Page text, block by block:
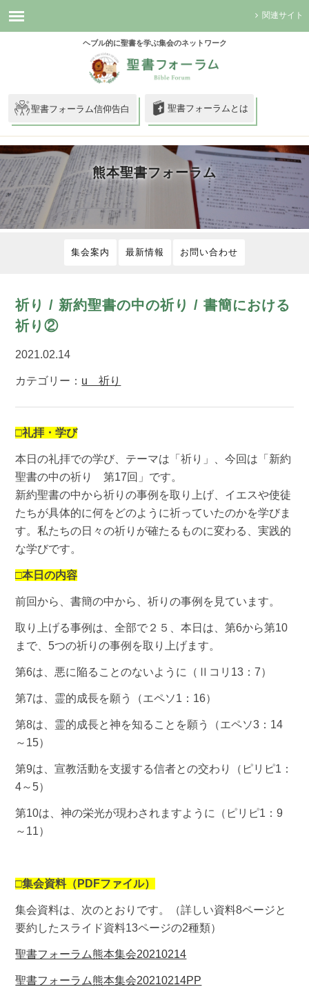
関連サイト
ヘブル的に聖書を学ぶ集会のネットワーク
聖書フォーラム信仰告白 聖書フォーラムとは
熊本聖書フォーラム
集会案内 最新情報 お問い合わせ
祈り / 新約聖書の中の祈り / 書簡における
祈り②
2021.02.14
カテゴリー： u 祈り
□礼拝・学び
本日の礼拝での学び、テーマは「祈り」、今回は「新約
聖書の中の祈り 第17回」です。
新約聖書の中から祈りの事例を取り上げ、イエスや使徒
たちが具体的に何をどのように祈っていたのかを学びま
す。私たちの日々の祈りが確たるものに変わる、実践的
な学びです。
□本日の内容
前回から、書簡の中から、祈りの事例を見ています。
取り上げる事例は、全部で２５、本日は、第6から第10
まで、5つの祈りの事例を取り上げます。
第6は、悪に陥ることのないように（Ⅱコリ13：7）
第7は、霊的成長を願う（エペソ1：16）
第8は、霊的成長と神を知ることを願う（エペソ3：14
～15）
第9は、宣教活動を支援する信者との交わり（ピリピ1：
4～5）
第10は、神の栄光が現わされますように（ピリピ1：9
～11）
□集会資料（PDFファイル）
集会資料は、次のとおりです。（詳しい資料8ページと
要約したスライド資料13ページの2種類）
聖書フォーラム熊本集会20210214
聖書フォーラム熊本集会20210214PP